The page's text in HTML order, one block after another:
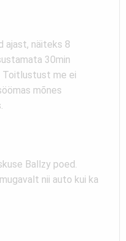
ajast, näiteks 8
30min
Toitlustust me ei
mõnes
Ballzy poed.
nii auto kui ka